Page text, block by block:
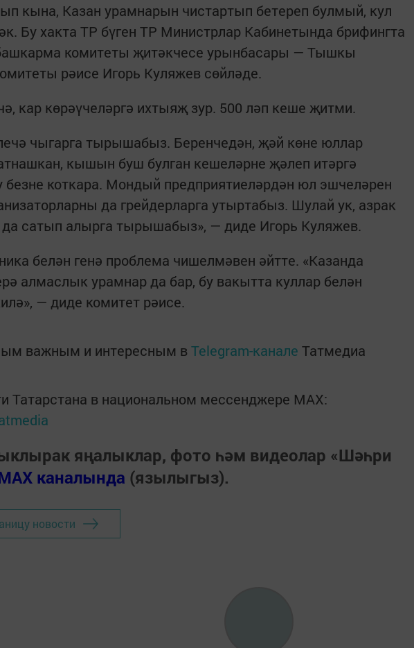
кына, Казан урамнарын чистартып бетереп булмый, кул
Бу хакта ТР бүген ТР Министрлар Кабинетында брифингта
комитеты җитәкчесе урынбасары — Тышкы
рәисе Игорь Куляжев сөйләде.
кар көрәүчеләргә ихтыяҗ зур. 500 ләп кеше җитми.
чыгарга тырышабыз. Беренчедән, җәй көне юллар
кышын буш булган кешеләрне җәлеп итәргә
коткара. Мондый предприятиеләрдән юл эшчеләрен
да грейдерларга утыртабыз. Шулай ук, азрак
да сатып алырга тырышабыз», — диде Игорь Куляжев.
белән генә проблема чишелмәвен әйтте. «Казанда
алмаслык урамнар да бар, бу вакытта куллар белән
— диде комитет рәисе.
важным и интересным в Telegram-канале Татмедиа
Татарстана в национальном мессенджере MАХ:
яңалыклар, фото һәм видеолар «Шәһри
каналында (язылыгыз).
новости